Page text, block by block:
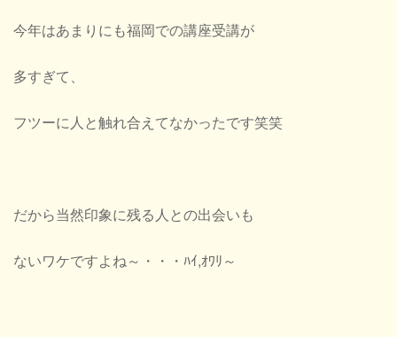
今年はあまりにも福岡での講座受講が
多すぎて、
フツーに人と触れ合えてなかったです笑笑
だから当然印象に残る人との出会いも
ないワケですよね～・・・ﾊｲ,ｵﾜﾘ～